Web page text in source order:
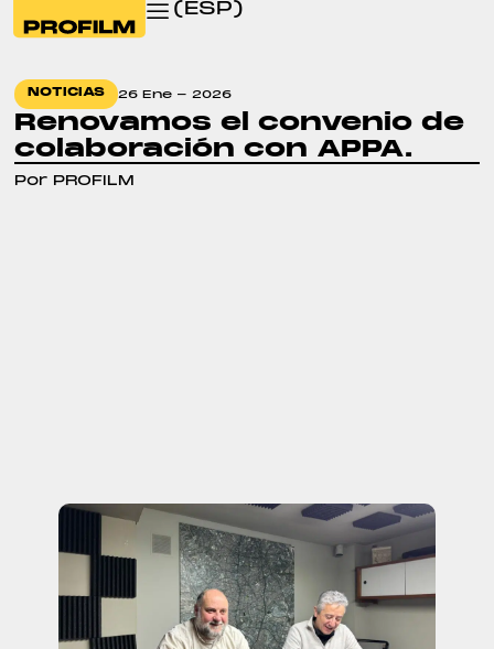
(ESP)
NOTICIAS 26 Ene - 2026
Renovamos el convenio de
colaboración con APPA.
Por PROFILM